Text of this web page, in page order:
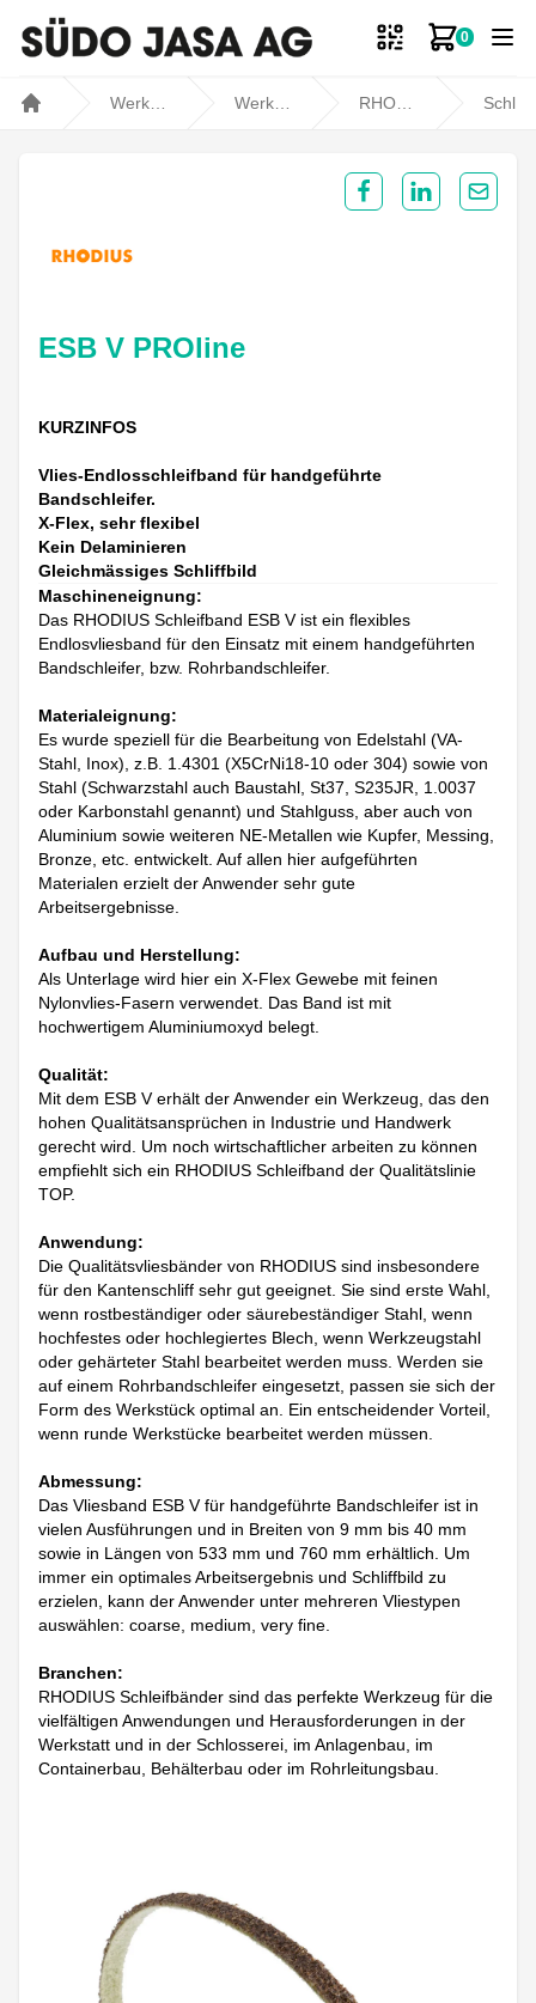
0
Zum
ESB V PROline
KURZINFOS
Vlies-Endlosschleifband für handgeführte
Bandschleifer.
X-Flex, sehr flexibel
Kein Delaminieren
Gleichmässiges Schliffbild
Maschineneignung:
Das RHODIUS Schleifband ESB V ist ein flexibles
Endlosvliesband für den Einsatz mit einem handgeführten
Bandschleifer, bzw. Rohrbandschleifer.
Materialeignung:
Es wurde speziell für die Bearbeitung von Edelstahl (VA-
Stahl, Inox), z.B. 1.4301 (X5CrNi18-10 oder 304) sowie von
Stahl (Schwarzstahl auch Baustahl, St37, S235JR, 1.0037
oder Karbonstahl genannt) und Stahlguss, aber auch von
Aluminium sowie weiteren NE-Metallen wie Kupfer, Messing,
Bronze, etc. entwickelt. Auf allen hier aufgeführten
Materialen erzielt der Anwender sehr gute
Arbeitsergebnisse.
Aufbau und Herstellung:
Als Unterlage wird hier ein X-Flex Gewebe mit feinen
Nylonvlies-Fasern verwendet. Das Band ist mit
hochwertigem Aluminiumoxyd belegt.
Qualität:
Mit dem ESB V erhält der Anwender ein Werkzeug, das den
hohen Qualitätsansprüchen in Industrie und Handwerk
gerecht wird. Um noch wirtschaftlicher arbeiten zu können
empfiehlt sich ein RHODIUS Schleifband der Qualitätslinie
TOP.
Anwendung:
Die Qualitätsvliesbänder von RHODIUS sind insbesondere
für den Kantenschliff sehr gut geeignet. Sie sind erste Wahl,
wenn rostbeständiger oder säurebeständiger Stahl, wenn
hochfestes oder hochlegiertes Blech, wenn Werkzeugstahl
oder gehärteter Stahl bearbeitet werden muss. Werden sie
auf einem Rohrbandschleifer eingesetzt, passen sie sich der
Form des Werkstück optimal an. Ein entscheidender Vorteil,
wenn runde Werkstücke bearbeitet werden müssen.
Abmessung:
Das Vliesband ESB V für handgeführte Bandschleifer ist in
vielen Ausführungen und in Breiten von 9 mm bis 40 mm
sowie in Längen von 533 mm und 760 mm erhältlich. Um
immer ein optimales Arbeitsergebnis und Schliffbild zu
erzielen, kann der Anwender unter mehreren Vliestypen
auswählen: coarse, medium, very fine.
Branchen:
RHODIUS Schleifbänder sind das perfekte Werkzeug für die
vielfältigen Anwendungen und Herausforderungen in der
Werkstatt und in der Schlosserei, im Anlagenbau, im
Containerbau, Behälterbau oder im Rohrleitungsbau.
Share on Facebook
Share onShare